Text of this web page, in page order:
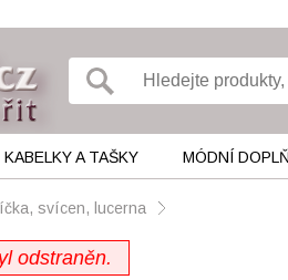
KABELKY A TAŠKY MÓDNÍ
svícen, lucerna
odstraněn.